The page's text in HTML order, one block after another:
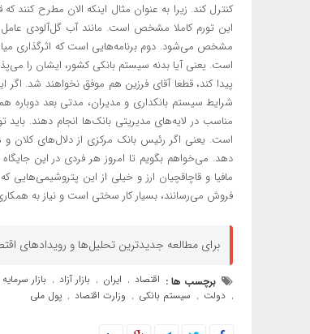
این تورم کاملا مشخص است. مانند آب گل‌آلودی
مشخص می‌شود. دوم برنامه‌هایی است که اثرگذاری
است. یعنی آیا بدنه سیستم بانکی کشور، ایشان را
پیدا کند، قطعا آقای فرزین هم موفق نخواهند شد.
شرایط سیستم بانکداری و مدیران، مدتی بعد
مناسب در لایه‌های مدیریتی بانک‌ها انجام دهند. باید
است. یعنی اگر رئیس بانک مرکزی از دلال‌های کلان و
دهد. می‌خواهم بگویم تا امروز هر فردی در این
مافیا و قاچاقچیان ارز و خیلی از این پتروشیمی‌هایی که
فروش می‌رسانند، بسیار کار سختی است و نیاز به
برای مطالعه جدیدترین تحلیل‌ها و رویدادهای
برچسب ها : اقتصاد , ایران , بازار آزاد , بازار سرمایه
, دولت , سیستم بانکی , وزارت اقتصاد , پول ملی